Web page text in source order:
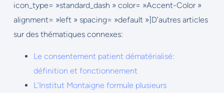
icon_type= »standard_dash » color= »Accent-Color »
alignment= »left » spacing= »default »]D’autres articles
sur des thématiques connexes:
Le consentement patient dématérialisé:
définition et fonctionnement
L’Institut Montaigne formule plusieurs